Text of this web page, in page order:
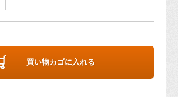
買い物カゴに入れる